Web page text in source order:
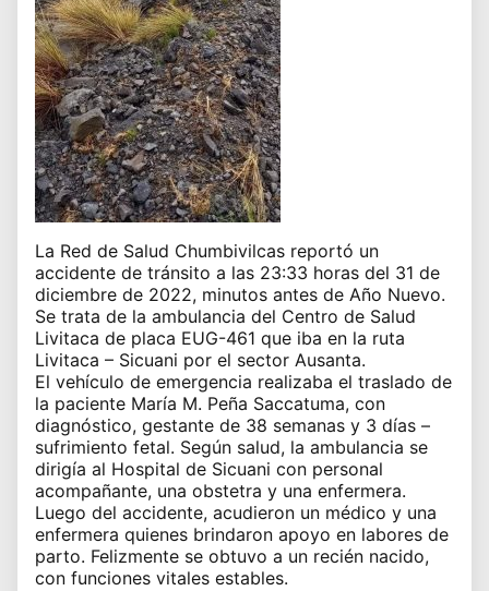
La Red de Salud Chumbivilcas reportó un
accidente de tránsito a las 23:33 horas del 31 de
diciembre de 2022, minutos antes de Año Nuevo.
Se trata de la ambulancia del Centro de Salud
Livitaca de placa EUG-461 que iba en la ruta
Livitaca – Sicuani por el sector Ausanta.
El vehículo de emergencia realizaba el traslado de
la paciente María M. Peña Saccatuma, con
diagnóstico, gestante de 38 semanas y 3 días –
sufrimiento fetal. Según salud, la ambulancia se
dirigía al Hospital de Sicuani con personal
acompañante, una obstetra y una enfermera.
Luego del accidente, acudieron un médico y una
enfermera quienes brindaron apoyo en labores de
parto. Felizmente se obtuvo a un recién nacido,
con funciones vitales estables.